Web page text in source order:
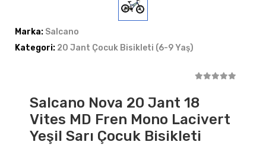
Marka: Salcano
Kategori: 20 Jant Çocuk Bisikleti (6-9 Yaş)
Salcano Nova 20 Jant 18
Vites MD Fren Mono Lacivert
Yeşil Sarı Çocuk Bisikleti